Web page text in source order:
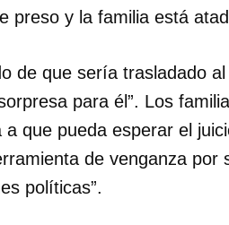
preso y la familia está
de que sería trasladado
para él”. Los
que pueda esperar el
de venganza por
políticas”.